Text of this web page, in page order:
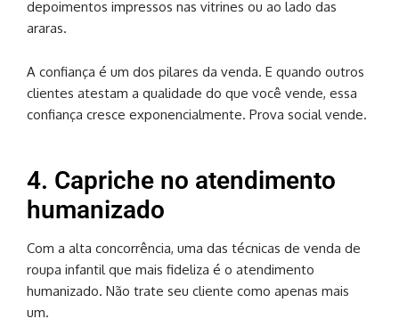
depoimentos impressos nas vitrines ou ao lado das
araras.
A confiança é um dos pilares da venda. E quando outros
clientes atestam a qualidade do que você vende, essa
confiança cresce exponencialmente. Prova social vende.
4. Capriche no atendimento
humanizado
Com a alta concorrência, uma das técnicas de venda de
roupa infantil que mais fideliza é o atendimento
humanizado. Não trate seu cliente como apenas mais
um.